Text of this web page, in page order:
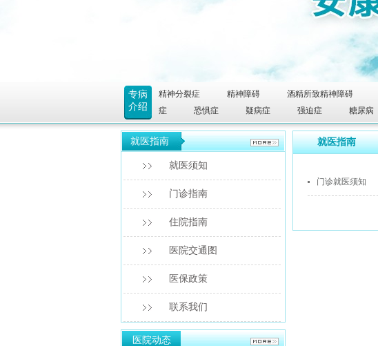
专病
介绍
精神分裂症 精神障碍 酒精所致精神障碍
症
恐惧症 疑病症 强迫症 糖尿病
就医指南
就医须知
门诊指南
住院指南
医院交通图
医保政策
联系我们
医院动态
就医指南
门诊就医须知